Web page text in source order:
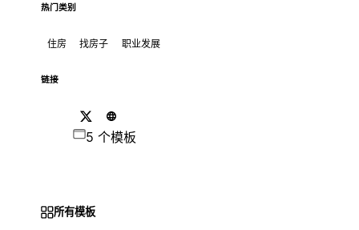
热门类别
住房 找房子 职业发展
链接
5 个模板
所有模板